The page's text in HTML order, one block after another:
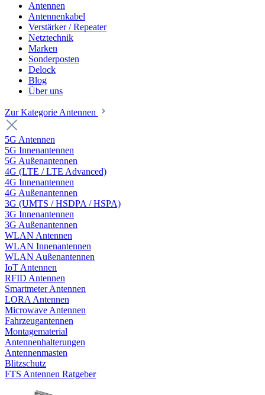
Antennen
Antennenkabel
Verstärker / Repeater
Netztechnik
Marken
Sonderposten
Delock
Blog
Über uns
Zur Kategorie Antennen
5G Antennen
5G Innenantennen
5G Außenantennen
4G (LTE / LTE Advanced)
4G Innenantennen
4G Außenantennen
3G (UMTS / HSDPA / HSPA)
3G Innenantennen
3G Außenantennen
WLAN Antennen
WLAN Innenantennen
WLAN Außenantennen
IoT Antennen
RFID Antennen
Smartmeter Antennen
LORA Antennen
Microwave Antennen
Fahrzeugantennen
Montagematerial
Antennenhalterungen
Antennenmasten
Blitzschutz
FTS Antennen Ratgeber